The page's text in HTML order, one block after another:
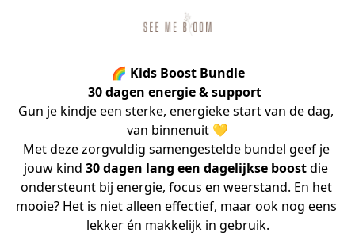
🌈 Kids Boost Bundle
30 dagen energie & support
Gun je kindje een sterke, energieke start van de dag,
van binnenuit 💛
Met deze zorgvuldig samengestelde bundel geef je
jouw kind 30 dagen lang een dagelijkse boost die
ondersteunt bij energie, focus en weerstand. En het
mooie? Het is niet alleen effectief, maar ook nog eens
lekker én makkelijk in gebruik.